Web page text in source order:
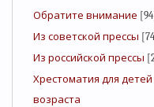
Обратите внимание
Из советской прессы
Из российской прессы
Хрестоматия для
возраста